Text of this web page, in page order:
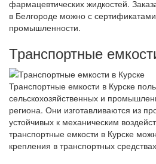
фармацевтических жидкостей.
в Белгороде можно с
промышленности.
Транспортные
Транспортные емкости в Курске
сельскохозяйственных и
региона. Они изготавливаются из
устойчивых к механическим
транспортные емкости в Курске
крепления в транспортных